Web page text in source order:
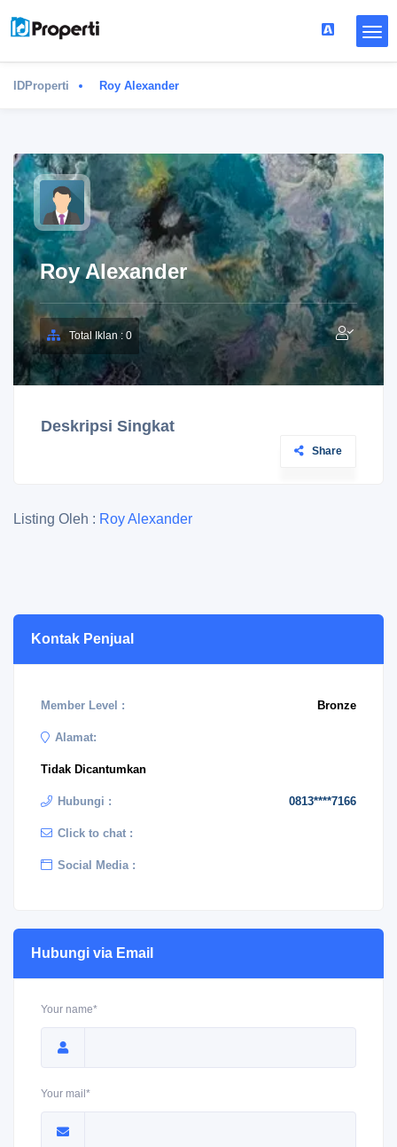
IDProperti Roy Alexander
Roy Alexander
Total Iklan : 0
Deskripsi Singkat
Share
Listing Oleh : Roy Alexander
Kontak Penjual
Member Level : Bronze
Alamat:
Tidak Dicantumkan
Hubungi : 0813****7166
Click to chat :
Social Media :
Hubungi via Email
Your name*
Your mail*